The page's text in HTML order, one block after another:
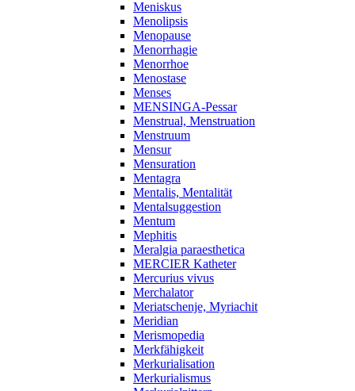
Meniskus
Menolipsis
Menopause
Menorrhagie
Menorrhoe
Menostase
Menses
MENSINGA-Pessar
Menstrual, Menstruation
Menstruum
Mensur
Mensuration
Mentagra
Mentalis, Mentalität
Mentalsuggestion
Mentum
Mephitis
Meralgia paraesthetica
MERCIER Katheter
Mercurius vivus
Merchalator
Meriatschenje, Myriachit
Meridian
Merismopedia
Merkfähigkeit
Merkurialisation
Merkurialismus